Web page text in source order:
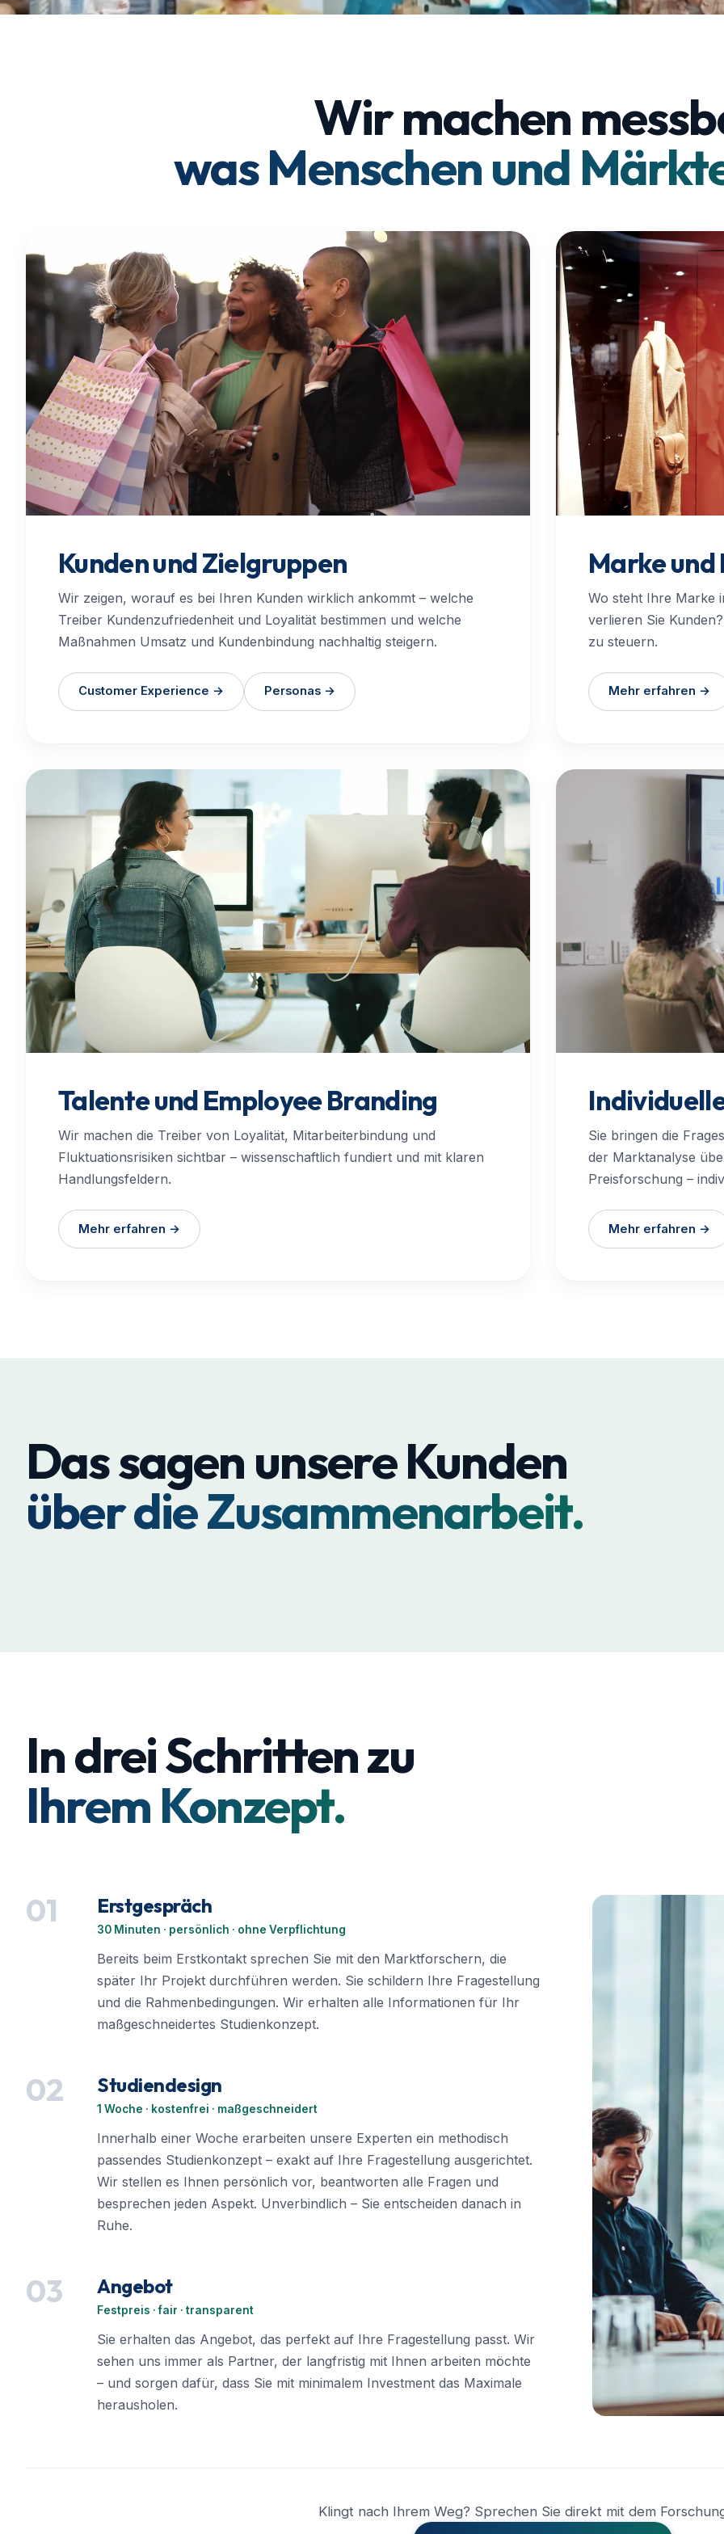
Wir machen
was Menschen und
Kunden und Zielgruppen
Wir zeigen, worauf es bei Ihren Kunden wirklich ankommt – welche
Treiber Kundenzufriedenheit und Loyalität bestimmen und welche
Maßnahmen Umsatz und Kundenbindung nachhaltig steigern.
Customer Experience → Personas →
Marke und
Wo steht Ihre Marke
verlieren Sie
zu steuern.
Mehr erfahren →
Talente und Employee Branding
Wir machen die Treiber von Loyalität, Mitarbeiterbindung und
Fluktuationsrisiken sichtbar – wissenschaftlich fundiert und mit klaren
Handlungsfeldern.
Mehr erfahren →
Sie bringen die
der Marktanalyse
Preisforschung –
Mehr erfahren →
Das sagen unsere Kunden
über die Zusammenarbeit.
Mohr
Christian
Supply
Chain
Excellence
Lochner
Stabstelle
Head
of
In drei Schritten zu
Ihrem Konzept.
01 Erstgespräch
30 Minuten · persönlich · ohne Verpflichtung
Bereits beim Erstkontakt sprechen Sie mit den Marktforschern, die
später Ihr Projekt durchführen werden. Sie schildern Ihre Fragestellung
und die Rahmenbedingungen. Wir erhalten alle Informationen für Ihr
maßgeschneidertes Studienkonzept.
02 Studiendesign
1 Woche · kostenfrei · maßgeschneidert
Innerhalb einer Woche erarbeiten unsere Experten ein methodisch
passendes Studienkonzept – exakt auf Ihre Fragestellung ausgerichtet.
Wir stellen es Ihnen persönlich vor, beantworten alle Fragen und
besprechen jeden Aspekt. Unverbindlich – Sie entscheiden danach in
Ruhe.
03 Angebot
Festpreis · fair · transparent
Sie erhalten das Angebot, das perfekt auf Ihre Fragestellung passt. Wir
sehen uns immer als Partner, der langfristig mit Ihnen arbeiten möchte
– und sorgen dafür, dass Sie mit minimalem Investment das Maximale
herausholen.
Klingt nach Ihrem Weg? Sprechen Sie direkt mit dem